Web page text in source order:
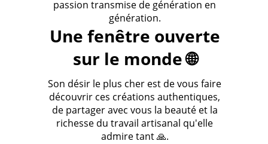
passion transmise de génération en
génération.
Une fenêtre ouverte
sur le monde 🌐
Son désir le plus cher est de vous faire
découvrir ces créations authentiques,
de partager avec vous la beauté et la
richesse du travail artisanal qu'elle
admire tant 🙏.